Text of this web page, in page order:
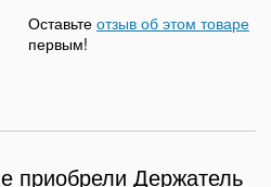
Оставьте отзыв об этом товаре
первым!
приобрели Держатель